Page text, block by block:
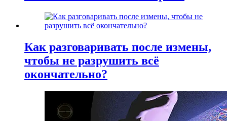
Как разговаривать после измены,
чтобы не разрушить всё
окончательно?